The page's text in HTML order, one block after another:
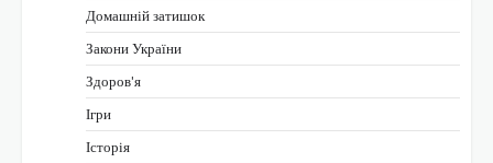
Домашній затишок
Закони України
Здоров'я
Ігри
Історія